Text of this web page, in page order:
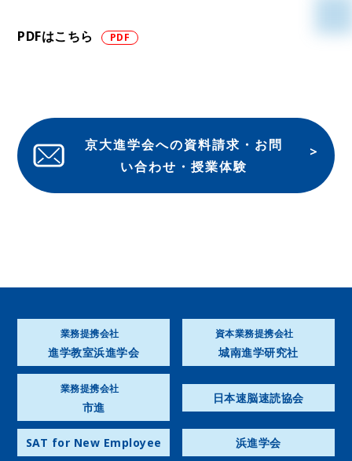
PDFはこちら
京大進学会への資料請求・お問
い合わせ・授業体験
業務提携会社
進学教室浜進学会
資本業務提携会社
城南進学研究社
業務提携会社
市進
日本速脳速読協会
SAT for New Employee 浜進学会